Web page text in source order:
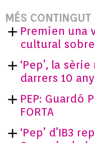
MÉS CONTINGUT
Premien una
cultural sobre
‘Pep’, la
darrers 10
PEP: Guardó
FORTA
‘Pep’ d’IB3